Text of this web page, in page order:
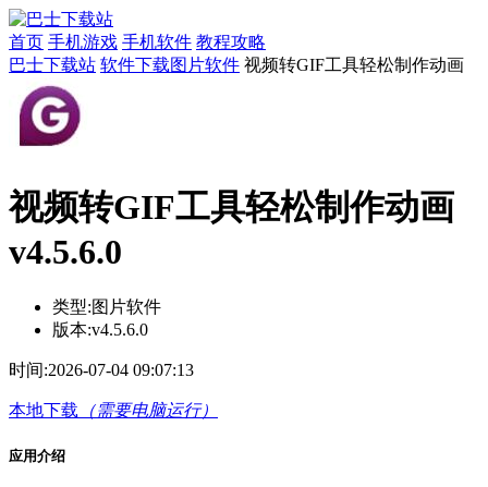
首页 手机游戏 手机软件 教程攻略
巴士下载站 软件下载图片软件 视频转GIF工具轻松制作动画
视频转GIF工具轻松制作动画
v4.5.6.0
类型:图片软件
版本:v4.5.6.0
时间:2026-07-04 09:07:13
本地下载 （需要电脑运行）
应用介绍